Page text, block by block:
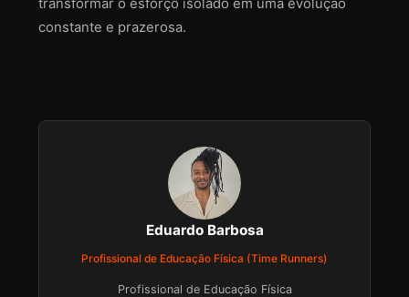
transformar o esforço isolado em uma evolução
constante e prazerosa.
Eduardo Barbosa
Profissional de Educação Física (Time Runners)
Profissional de Educação Física